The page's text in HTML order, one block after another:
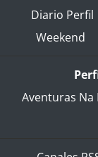
Diario Perfil
Weekend
Aventuras Na